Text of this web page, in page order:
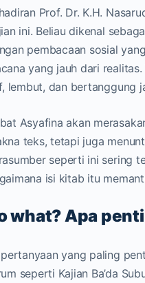
Prof. Dr. K.H.
ini. Beliau dikenal
pembacaan sosial
yang jauh dari
lembut, dan bertanggung
Asyafina akan
teks, tetapi juga
seperti ini sering
isi kitab itu
what? Apa
yang paling
seperti Kajian Ba’da